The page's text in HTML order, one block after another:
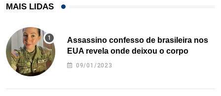
MAIS LIDAS
Assassino confesso de brasileira nos
EUA revela onde deixou o corpo
09/01/2023